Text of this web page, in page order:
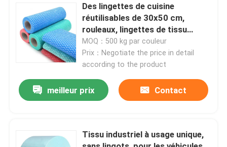
Produits
Des lingettes de cuisine
réutilisables de 30x50 cm,
rouleaux, lingettes de tissu
polyvalents pour le ménage
MOQ：500 kg par couleur
Prix：Negotiate the price in detail
according to the product
meilleur prix Contact
Tissu industriel à usage unique,